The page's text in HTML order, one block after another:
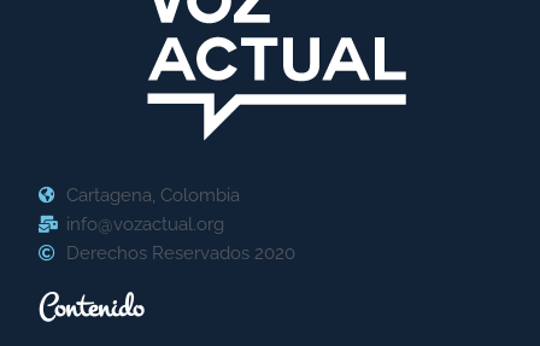
Cartagena, Colombia
info@vozactual.org
Derechos Reservados 2020
Contenido